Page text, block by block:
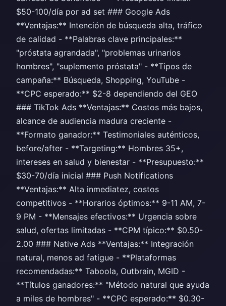
$50-100/día por ad set ### Google Ads
**Ventajas:** Intención de búsqueda alta, tráfico
de calidad - **Palabras clave principales:**
"próstata agrandada", "problemas urinarios
hombres", "suplemento próstata" - **Tipos de
campaña:** Búsqueda, Shopping, YouTube -
**CPC esperado:** $2-8 dependiendo del GEO
### TikTok Ads **Ventajas:** Costos más bajos,
alcance de audiencia madura creciente -
**Formato ganador:** Testimoniales auténticos,
before/after - **Targeting:** Hombres 35+,
intereses en salud y bienestar - **Presupuesto:**
$30-70/día inicial ### Push Notifications
**Ventajas:** Alta inmediatez, costos
competitivos - **Horarios óptimos:** 9-11 AM, 7-
9 PM - **Mensajes efectivos:** Urgencia sobre
salud, ofertas limitadas - **CPM típico:** $0.50-
2.00 ### Native Ads **Ventajas:** Integración
natural, menos ad fatigue - **Plataformas
recomendadas:** Taboola, Outbrain, MGID -
**Títulos ganadores:** "Método natural que ayuda
a miles de hombres" - **CPC esperado:** $0.30-